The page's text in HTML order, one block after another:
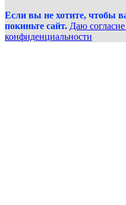
Если вы не хотите, чтобы
покиньте сайт. Даю
конфиденциальности